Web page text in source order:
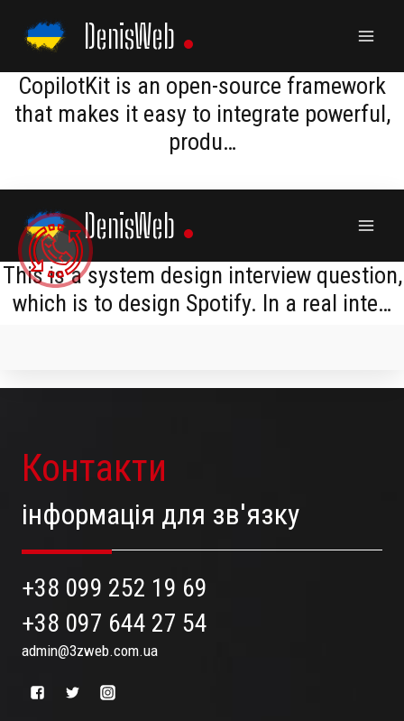
content
DenisWeb
​​CopilotKit is an open-source framework
that makes it easy to integrate powerful,
produ…
Контакти
інформація для зв'язку
+38 099 252 19 69
+38 097 644 27 54
admin@3zweb.com.ua